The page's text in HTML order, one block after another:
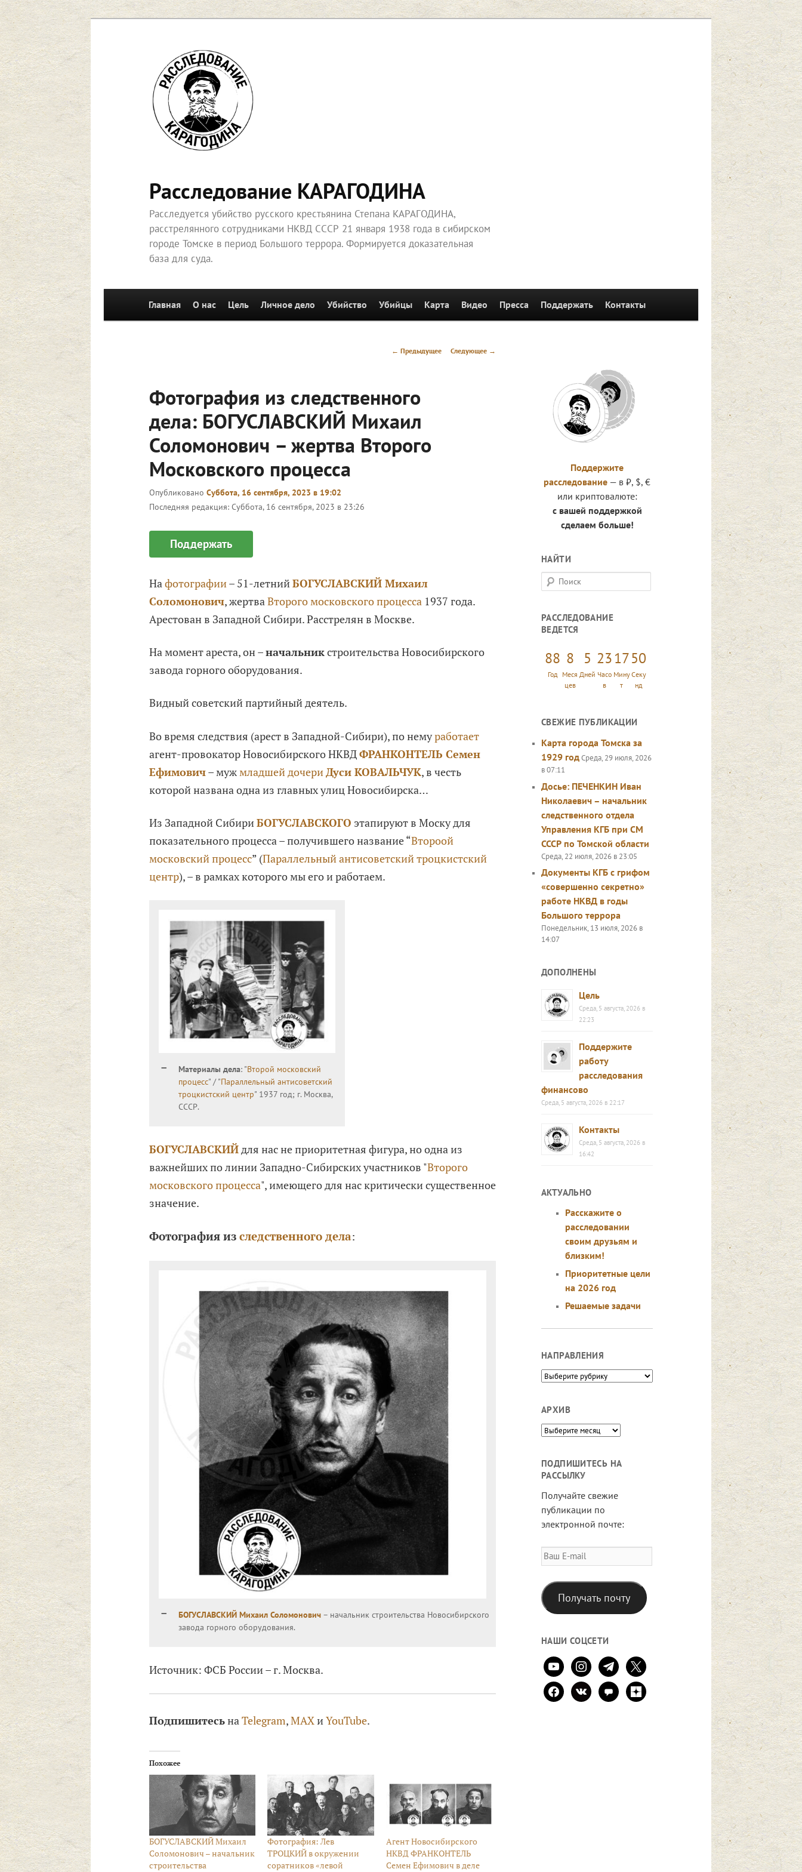
Перейти
к
основному
содержимому
Расследование КАРАГОДИНА
Расследуется убийство русского крестьянина Степана КАРАГОДИНА,
расстрелянного сотрудниками НКВД СССР 21 января 1938 года в сибирском
городе Томске в период Большого террора. Формируется доказательная
база для суда.
Перейти к основному содержимому
Главная О нас Цель Личное дело Убийство Убийцы Карта Видео Пресса Поддержать Контакты
Навигация
← Предыдущее Следующее →
Фотография из следственного
дела: БОГУСЛАВСКИЙ Михаил
Соломонович – жертва Второго
Московского процесса
Опубликовано Суббота, 16 сентября, 2023 в 19:02
Последняя редакция: Суббота, 16 сентября, 2023 в 23:26
Поддержать
Нафотографии– 51-летнийБОГУСЛАВСКИЙ Михаил
Соломонович, жертваВторого московского процесса1937 года.
Арестован в Западной Сибири. Расстрелян в Москве.
На момент ареста, он –начальникстроительства Новосибирского
завода горного оборудования.
Видный советский партийный деятель.
Во время следствия (арест в Западной-Сибири), по немуработает
агент-провокатор Новосибирского НКВДФРАНКОНТЕЛЬ Семен
Ефимович– муж младшей дочери Дуси КОВАЛЬЧУК, в честь
которой названа одна из главных улиц Новосибирска…
Из Западной СибириБОГУСЛАВСКОГО этапируют в Моску для
показательного процесса – получившего название “Второой
московский процесс” (Параллельный антисоветский троцкистский
центр), – в рамках которого мы его и работаем.
Материалы дела: "Второй московский
процесс" / "Параллельный антисоветский
троцкистский центр" 1937 год; г. Москва,
СССР.
БОГУСЛАВСКИЙдля нас не приоритетная фигура, но одна из
важнейших по линии Западно-Сибирских участников "Второго
московского процесса", имеющего для нас критически существенное
значение.
Фотография из следственного дела:
БОГУСЛАВСКИЙ Михаил Соломонович– начальник строительства Новосибирского
завода горного оборудования.
Источник: ФСБ России – г. Москва.
ПодпишитесьнаTelegram,MAXиYouTube.
Похожее
БОГУСЛАВСКИЙ Михаил
Соломонович – начальник
строительства
Фотография: Лев
ТРОЦКИЙ в окружении
соратников «левой
Агент Новосибирского
НКВД ФРАНКОНТЕЛЬ
Семен Ефимович в деле
Поддержите
расследование — в ₽, $, €
или криптовалюте:
с вашей поддержкой
сделаем больше!
НАЙТИ
П
о
с
к
РАССЛЕДОВАНИЕ
ВЕДЕТСЯ
88
Год
8
Меся
цев
5
Дней
23
Часо
в
17
Мину
т
51
Секу
нд
СВЕЖИЕ ПУБЛИКАЦИИ
Карта города Томска за
1929 годСреда, 29 июля, 2026
в 07:11
Досье: ПЕЧЕНКИН Иван
Николаевич – начальник
следственного отдела
Управления КГБ при СМ
СССР по Томской области
Среда, 22 июля, 2026 в 23:05
Документы КГБ с грифом
«совершенно секретно»
работе НКВД в годы
Большого террора
Понедельник, 13 июля, 2026 в
14:07
ДОПОЛНЕНЫ
Цель
Среда, 5 августа, 2026 в
22:23
Поддержите
работу
расследования
финансово
Среда, 5 августа, 2026 в 22:17
Контакты
Среда, 5 августа, 2026 в
16:42
АКТУАЛЬНО
Расскажите о
расследовании
своим друзьям и
близким!
Приоритетные цели
на 2026 год
Решаемые задачи
НАПРАВЛЕНИЯ
Направления
АРХИВ
Архив
ПОДПИШИТЕСЬ НА
РАССЫЛКУ
Получайте свежие
публикации по
электронной почте:
Ваш
E-
mail
Получать почту
НАШИ СОЦСЕТИ
youtubeinstagramtelegram
x
facebookvkontaktecomment
zen-
yandex